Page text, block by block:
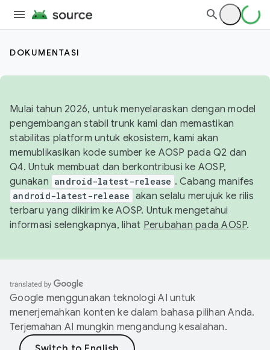
DOKUMENTASI
Mulai tahun 2026, untuk menyelaraskan dengan model
pengembangan stabil trunk kami dan memastikan
stabilitas platform untuk ekosistem, kami akan
memublikasikan kode sumber ke AOSP pada Q2 dan
Q4. Untuk membuat dan berkontribusi ke AOSP,
gunakan android-latest-release . Cabang manifes
android-latest-release akan selalu merujuk ke rilis
terbaru yang dikirim ke AOSP. Untuk mengetahui
informasi selengkapnya, lihat Perubahan pada AOSP.
Google menggunakan teknologi AI untuk
menerjemahkan konten ke dalam bahasa pilihan Anda.
Terjemahan AI mungkin mengandung kesalahan.